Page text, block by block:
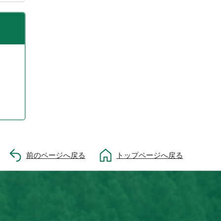
前のページへ戻る トップページへ戻る